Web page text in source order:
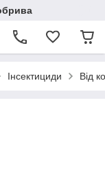
Інсектициди Від